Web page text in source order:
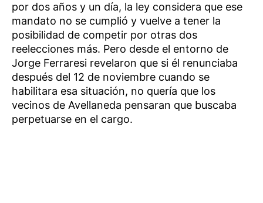
por dos años y un día, la ley considera que ese
mandato no se cumplió y vuelve a tener la
posibilidad de competir por otras dos
reelecciones más. Pero desde el entorno de
Jorge Ferraresi revelaron que si él renunciaba
después del 12 de noviembre cuando se
habilitara esa situación, no quería que los
vecinos de Avellaneda pensaran que buscaba
perpetuarse en el cargo.